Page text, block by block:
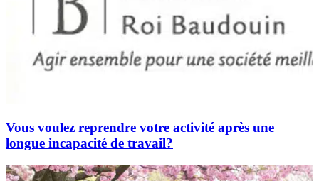
Vous voulez reprendre votre activité après une
longue incapacité de travail?